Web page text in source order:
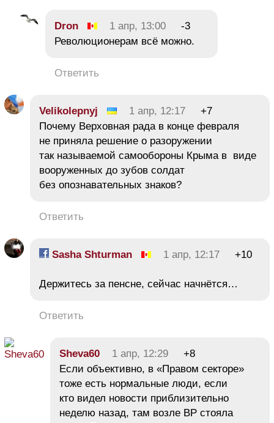
Dron 1 апр, 13:00
-3
Революционерам всё можно.
Ответить
Velikolepnyj 1 апр, 12:17
+7
Почему Верховная рада в конце февраля
не приняла решение о разоружении
так называемой самообороны Крыма в виде
вооруженных до зубов солдат
без опознавательных знаков?
Ответить
Sasha Shturman 1 апр, 12:17 +10
Держитесь за пенсне, сейчас начнётся…
Ответить
Sheva60 1 апр, 12:29
+8
Если объективно, в «Правом секторе»
тоже есть нормальные люди, если
кто видел новости приблизительно
неделю назад, там возле ВР стояла